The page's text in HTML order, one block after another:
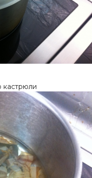
кастрюли